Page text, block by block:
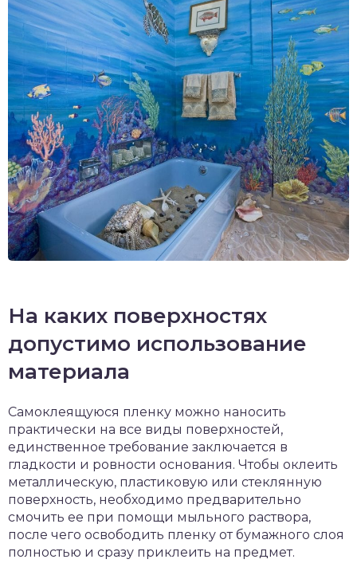
На каких поверхностях
допустимо использование
материала
Самоклеящуюся пленку можно наносить
практически на все виды поверхностей,
единственное требование заключается в
гладкости и ровности основания. Чтобы оклеить
металлическую, пластиковую или стеклянную
поверхность, необходимо предварительно
смочить ее при помощи мыльного раствора,
после чего освободить пленку от бумажного слоя
полностью и сразу приклеить на предмет.